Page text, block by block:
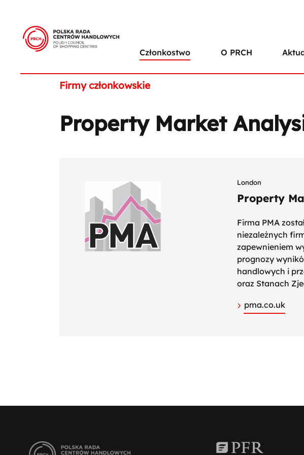
Członkostwo O PRCH
Firmy członkowskie
Property Market
London
Property
Firma PMA
niezależnych
zapewnieniem
prognozy
handlowych i
oraz Stanach
pma.co.uk